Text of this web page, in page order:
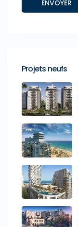
Projets neufs